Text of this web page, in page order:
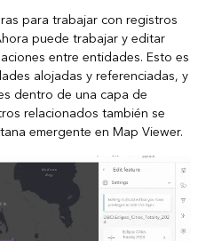
para trabajar con registros
puede trabajar y editar
entre entidades. Esto es
alojadas y referenciadas, y
dentro de una capa de
relacionados también se
emergente en Map Viewer.